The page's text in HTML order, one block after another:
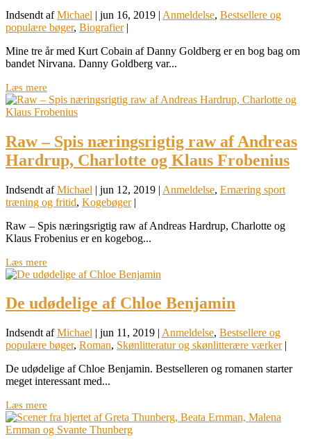
Indsendt afMichael | jun 16, 2019 | Anmeldelse, Bestsellere og
populære bøger, Biografier|
Mine tre år med Kurt Cobain af Danny Goldberg er en bog bag om
bandet Nirvana. Danny Goldberg var...
Læs mere
Raw – Spis næringsrigtig raw af Andreas
Hardrup, Charlotte og Klaus Frobenius
Indsendt afMichael | jun 12, 2019 | Anmeldelse, Ernæring sport
træning og fritid, Kogebøger|
Raw – Spis næringsrigtig raw af Andreas Hardrup, Charlotte og
Klaus Frobenius er en kogebog...
Læs mere
De udødelige af Chloe Benjamin
Indsendt afMichael | jun 11, 2019 | Anmeldelse, Bestsellere og
populære bøger, Roman, Skønlitteratur og skønlitterære værker|
De udødelige af Chloe Benjamin. Bestselleren og romanen starter
meget interessant med...
Læs mere